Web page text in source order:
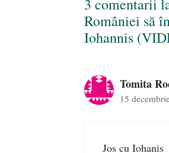
3 comentarii
României să
Iohannis
Tomita
15
Jos cu Iohanis